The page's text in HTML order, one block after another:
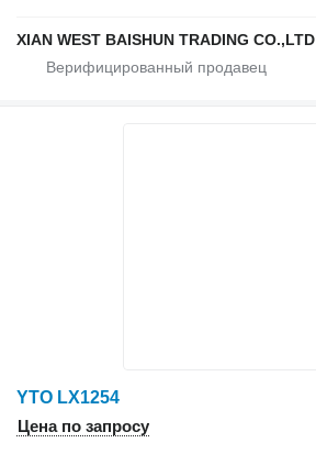
XIAN WEST BAISHUN TRADING CO.,LTD
YTO LX1254
Цена по запросу